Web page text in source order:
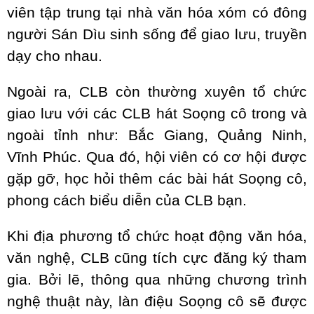
viên tập trung tại nhà văn hóa xóm có đông
người Sán Dìu sinh sống để giao lưu, truyền
dạy cho nhau.
Ngoài ra, CLB còn thường xuyên tổ chức
giao lưu với các CLB hát Soọng cô trong và
ngoài tỉnh như: Bắc Giang, Quảng Ninh,
Vĩnh Phúc. Qua đó, hội viên có cơ hội được
gặp gỡ, học hỏi thêm các bài hát Soọng cô,
phong cách biểu diễn của CLB bạn.
Khi địa phương tổ chức hoạt động văn hóa,
văn nghệ, CLB cũng tích cực đăng ký tham
gia. Bởi lẽ, thông qua những chương trình
nghệ thuật này, làn điệu Soọng cô sẽ được